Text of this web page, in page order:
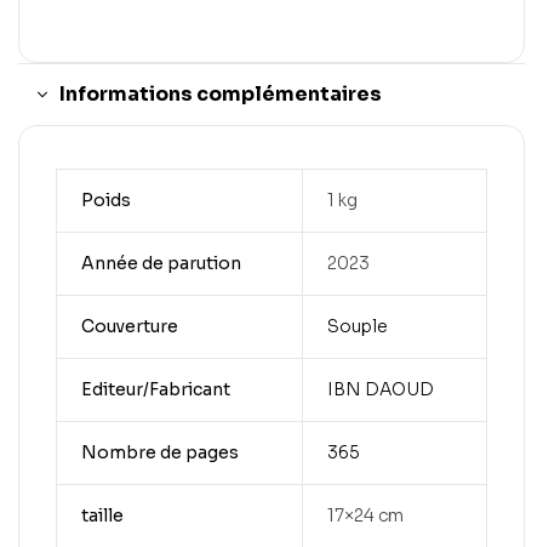
Informations complémentaires
Poids 1 kg
Année de parution 2023
Couverture Souple
Editeur/Fabricant IBN DAOUD
Nombre de pages 365
taille 17×24 cm